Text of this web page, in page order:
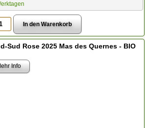
Sud Rose 2025 Mas des Quernes - BIO
Info